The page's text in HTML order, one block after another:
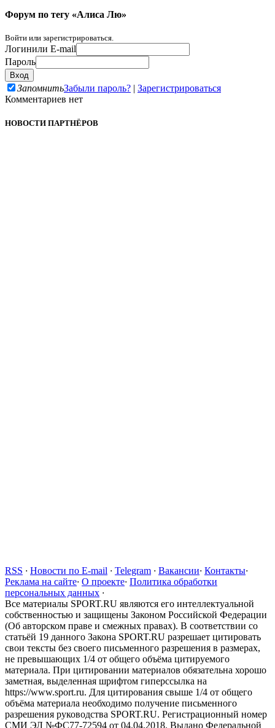
Форум по тегу «Алиса Лю»
Войти или зарегистрироваться.
Логинили E-mail
Пароль
ЗапомнитьЗабыли пароль? | Зарегистрироваться
Комментариев нет
НОВОСТИ ПАРТНЁРОВ
RSS · Новости по E-mail · Telegram · Вакансии· Контакты·
Реклама на сайте· О проекте· Политика обработки
персональных данных ·
Все материалы SPORT.RU являются его интеллектуальной
собственностью и защищены Законом Российской Федерации
(Об авторском праве и смежных правах). В соответствии со
статьёй 19 данного Закона SPORT.RU разрешает цитировать
свои тексты без своего письменного разрешения в размерах,
не превышающих 1/4 от общего объёма цитируемого
материала. При цитировании материалов обязательна хорошо
заметная, выделенная шрифтом гиперссылка на
https://www.sport.ru. Для цитирования свыше 1/4 от общего
объёма материала необходимо получение письменного
разрешения руководства SPORT.RU. Регистрационный номер
СМИ ЭЛ №ФС77-72594 от 04.04.2018. Выдано Федеральной